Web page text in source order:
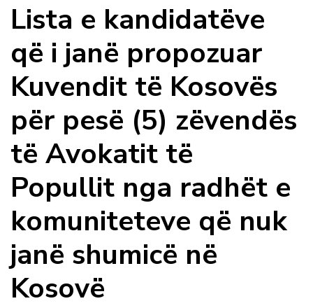
Lista e kandidatëve
që i janë propozuar
Kuvendit të Kosovës
për pesë (5) zëvendës
të Avokatit të
Popullit nga radhët e
komuniteteve që nuk
janë shumicë në
Kosovë